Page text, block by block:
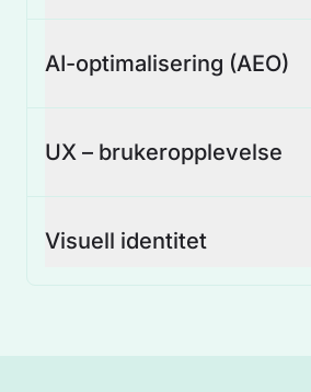
AI-optimalisering (AEO)
UX – bruker­opplevelse
Visuell identitet